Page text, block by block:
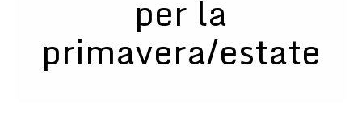
per la
primavera/estate